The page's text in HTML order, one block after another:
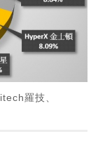
羅技、